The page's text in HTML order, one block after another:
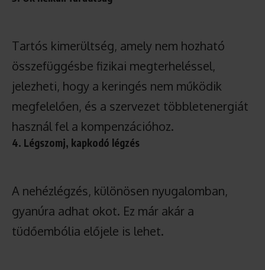
Tartós kimerültség, amely nem hozható
összefüggésbe fizikai megterheléssel,
jelezheti, hogy a keringés nem működik
megfelelően, és a szervezet többletenergiát
használ fel a kompenzációhoz.
4. Légszomj, kapkodó légzés
A nehézlégzés, különösen nyugalomban,
gyanúra adhat okot. Ez már akár a
tüdőembólia előjele is lehet.